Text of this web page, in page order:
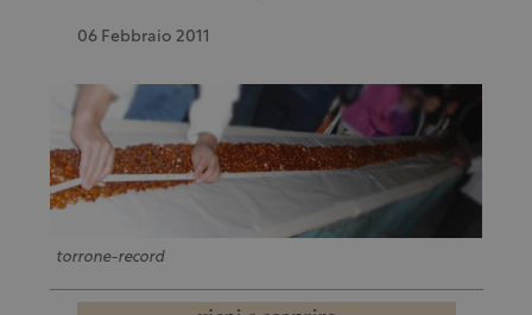
06 Febbraio 2011
torrone-record